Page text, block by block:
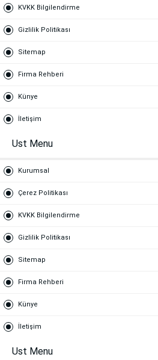
KVKK Bilgilendirme
Gizlilik Politikası
Sitemap
Firma Rehberi
Künye
İletişim
Ust Menu
Kurumsal
Çerez Politikası
KVKK Bilgilendirme
Gizlilik Politikası
Sitemap
Firma Rehberi
Künye
İletişim
Ust Menu